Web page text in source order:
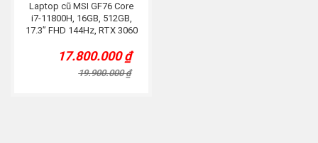
Laptop cũ MSI GF76 Core
i7-11800H, 16GB, 512GB,
17.3” FHD 144Hz, RTX 3060
19.900.000₫
Original
price
was:
17.800.000₫
Current
price
is: